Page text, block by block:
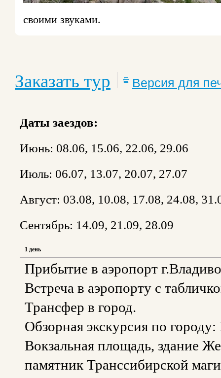
своими звуками.
Заказать тур Версия для
Даты заездов:
Июнь: 08.06, 15.06, 22.06, 29.06
Июль: 06.07, 13.07, 20.07, 27.07
Август: 03.08, 10.08, 17.08, 24.08,
Сентябрь: 14.09, 21.09, 28.09
1 день
Прибытие в аэропорт
Встреча в аэропорту с
Трансфер в город.
Обзорная экскурсия по
Вокзальная площадь, здание
памятник Транссибирской